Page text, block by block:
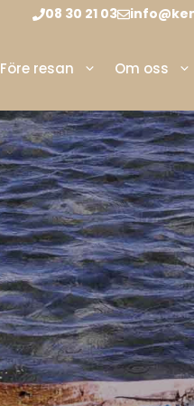
08 30 21 03
Före resan Om oss